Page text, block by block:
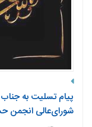
پیام تسلیت به
شورای‌عالی انجمن